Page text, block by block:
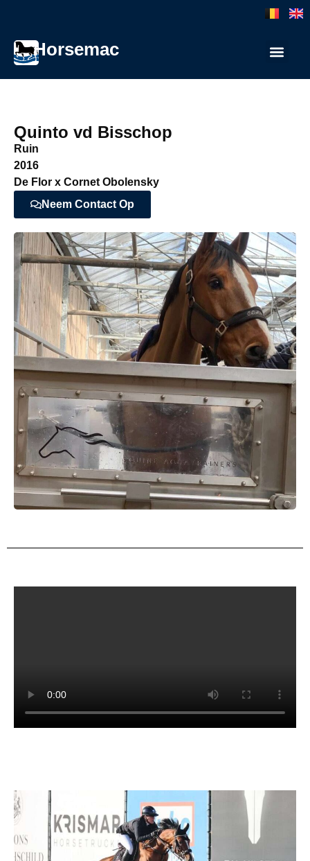
Horsemac
Quinto vd Bisschop
Ruin
2016
De Flor x Cornet Obolensky
Neem Contact Op